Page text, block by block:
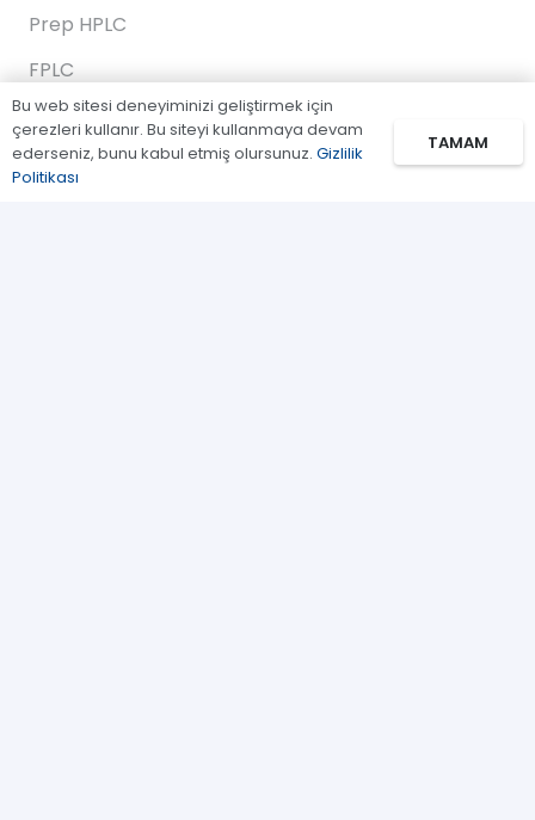
Prep HPLC
FPLC
Gaz Kromatografi
Standartlar/Reaktifler
Bu web sitesi deneyiminizi geliştirmek için
çerezleri kullanır. Bu siteyi kullanmaya devam
ederseniz, bunu kabul etmiş olursunuz. Gizlilik
Politikası
TAMAM